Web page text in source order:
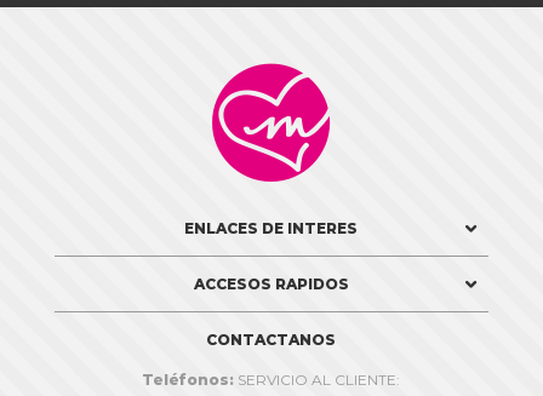

ENLACES DE INTERES
ACCESOS RAPIDOS
CONTACTANOS
Teléfonos: SERVICIO AL CLIENTE: